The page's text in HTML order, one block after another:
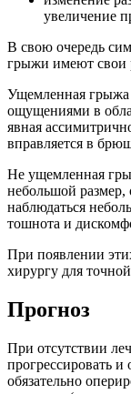
увеличение
В свою очередь
грыжи имеют свои
Ущемленная грыжа
ощущениями в
явная
вправляется в
Не ущемленная
небольшой
наблюдаться
тошнота и
При появлении
хирургу для
Прогноз
При отсутствии
прогрессировать
обязательно